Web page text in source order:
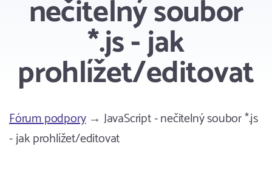
nečitelný soubor
*.js - jak
prohlížet/editovat
Fórum podpory→ JavaScript - nečitelný soubor *.js
- jak prohlížet/editovat